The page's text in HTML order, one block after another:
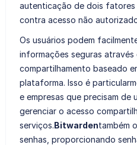
autenticação de dois
contra acesso não
Os usuários podem
informações seguras
compartilhamento baseado
plataforma. Isso é
e empresas que precisam de
gerenciar o acesso
serviços.Bitwardentambém
senhas, proporcionando